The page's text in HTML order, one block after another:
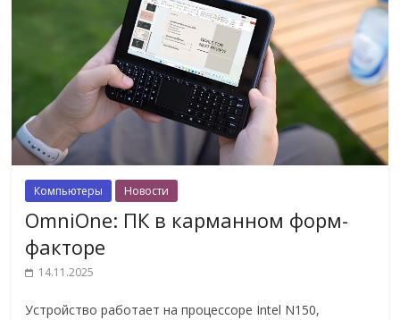
Компьютеры Новости
OmniOne: ПК в карманном форм-
факторе
14.11.2025
Устройство работает на процессоре Intel N150,